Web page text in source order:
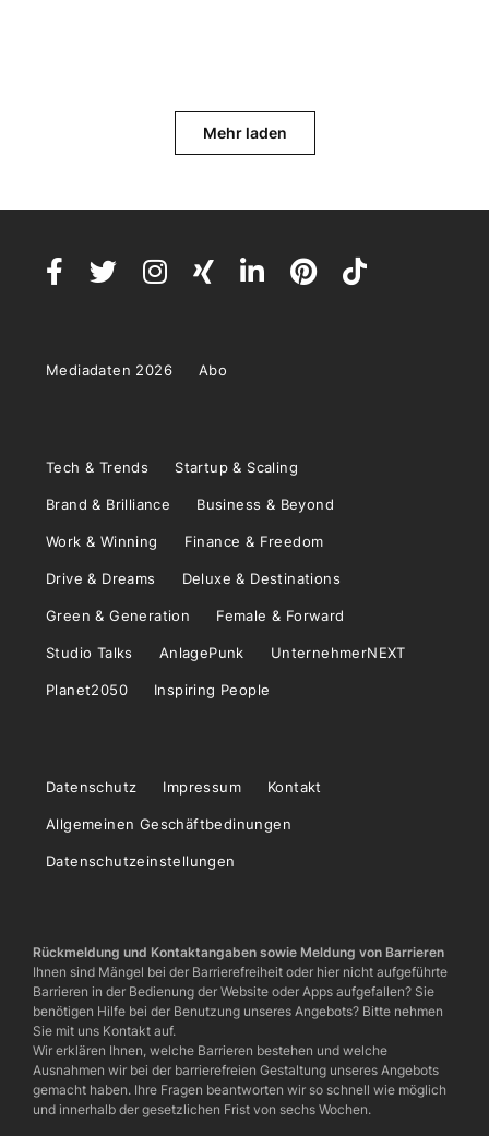
Mehr laden
Mediadaten 2026 Abo
Tech & Trends Startup & Scaling
Brand & Brilliance Business & Beyond
Work & Winning Finance & Freedom
Drive & Dreams Deluxe & Destinations
Green & Generation Female & Forward
Studio Talks AnlagePunk UnternehmerNEXT
Planet2050 Inspiring People
Datenschutz Impressum Kontakt
Allgemeinen Geschäftbedinungen
Datenschutzeinstellungen
Rückmeldung und Kontaktangaben sowie Meldung von Barrieren
Ihnen sind Mängel bei der Barrierefreiheit oder hier nicht aufgeführte
Barrieren in der Bedienung der Website oder Apps aufgefallen? Sie
benötigen Hilfe bei der Benutzung unseres Angebots? Bitte nehmen
Sie mit uns Kontakt auf.
Wir erklären Ihnen, welche Barrieren bestehen und welche
Ausnahmen wir bei der barrierefreien Gestaltung unseres Angebots
gemacht haben. Ihre Fragen beantworten wir so schnell wie möglich
und innerhalb der gesetzlichen Frist von sechs Wochen.